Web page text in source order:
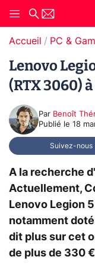
Accueil PC &
Lenovo
(RTX 3060)
Par Benoît
Publié le 18
Suivez-nous
A la recherche
Actuellement,
Lenovo Legion
notamment
dit plus sur cet
de plus de 330